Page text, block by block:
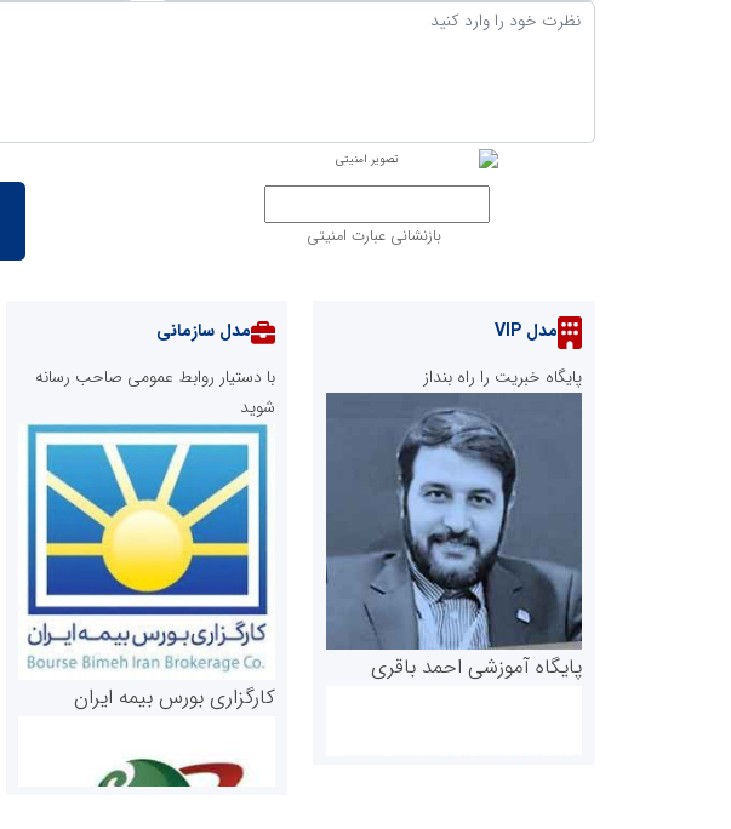
بازنشانی عبارت امنیتی
مدل VIP
پایگاه خبریت را راه بنداز
پایگاه آموزشی احمد باقری
مدل سازمانی
با دستیار روابط عمومی صاحب رسانه
شوید
کارگزاری بورس بیمه ایران